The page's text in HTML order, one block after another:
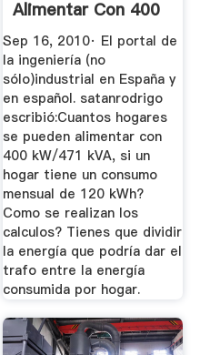
Alimentar Con 400
KW? • Foros De ...
Sep 16, 2010· El portal de
la ingeniería (no
sólo)industrial en España y
en español. satanrodrigo
escribió:Cuantos hogares
se pueden alimentar con
400 kW/471 kVA, si un
hogar tiene un consumo
mensual de 120 kWh?
Como se realizan los
calculos? Tienes que dividir
la energía que podría dar el
trafo entre la energía
consumida por hogar.